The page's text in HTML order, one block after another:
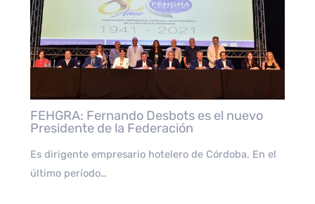
FEHGRA: Fernando Desbots es el nuevo
Presidente de la Federación
Es dirigente empresario hotelero de Córdoba. En el
último período…